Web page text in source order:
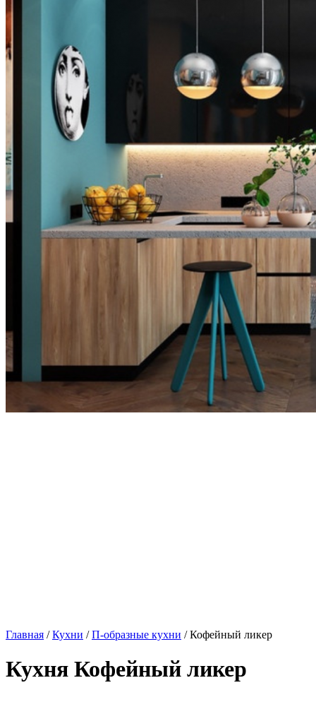
Главная /Кухни /П-образные кухни / Кофейный ликер
Кухня Кофейный ликер